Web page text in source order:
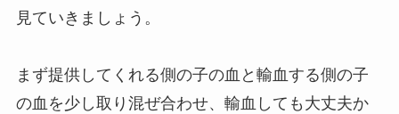
見ていきましょう。
まず提供してくれる側の子の血と輸血する側の子
の血を少し取り混ぜ合わせ、輸血しても大丈夫か